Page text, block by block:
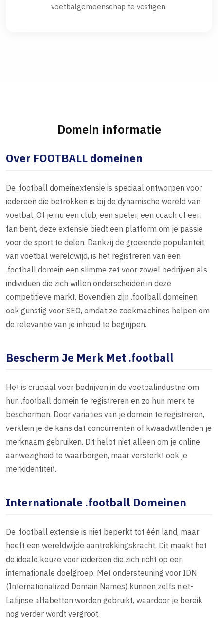
voetbalgemeenschap te vestigen.
Domein informatie
Over FOOTBALL domeinen
De .football domeinextensie is speciaal ontworpen voor
iedereen die betrokken is bij de dynamische wereld van
voetbal. Of je nu een club, een speler, een coach of een
fan bent, deze extensie biedt een platform om je passie
voor de sport te delen. Dankzij de groeiende populariteit
van voetbal wereldwijd, is het registreren van een
.football domein een slimme zet voor zowel bedrijven als
individuen die zich willen onderscheiden in deze
competitieve markt. Bovendien zijn .football domeinen
ook gunstig voor SEO, omdat ze zoekmachines helpen om
de relevantie van je inhoud te begrijpen.
Bescherm Je Merk Met .football
Het is cruciaal voor bedrijven in de voetbalindustrie om
hun .football domein te registreren en zo hun merk te
beschermen. Door variaties van je domein te registreren,
verklein je de kans dat concurrenten of kwaadwillenden je
merknaam gebruiken. Dit helpt niet alleen om je online
aanwezigheid te waarborgen, maar versterkt ook je
merkidentiteit.
Internationale .football Domeinen
De .football extensie is niet beperkt tot één land, maar
heeft een wereldwijde aantrekkingskracht. Dit maakt het
de ideale keuze voor iedereen die zich richt op een
internationale doelgroep. Met ondersteuning voor IDN
(Internationalized Domain Names) kunnen zelfs niet-
Latijnse alfabetten worden gebruikt, waardoor je bereik
nog verder wordt vergroot.